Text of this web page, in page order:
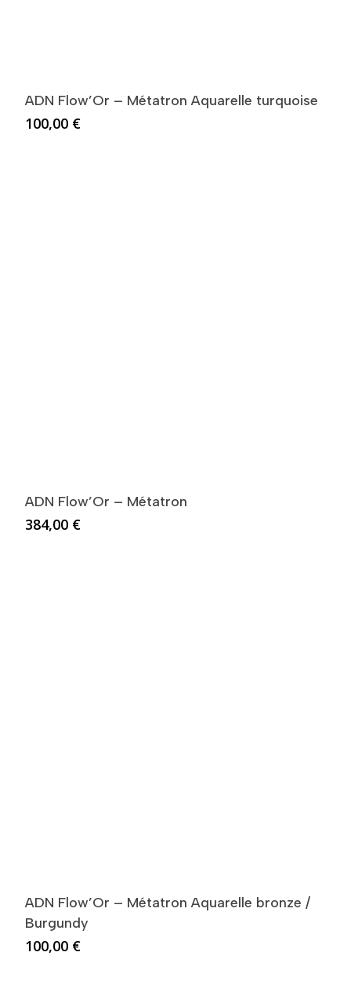
ADN Flow’Or – Métatron Aquarelle turquoise
100,00 €
ADN Flow’Or – Métatron
384,00 €
ADN Flow’Or – Métatron Aquarelle bronze /
Burgundy
100,00 €